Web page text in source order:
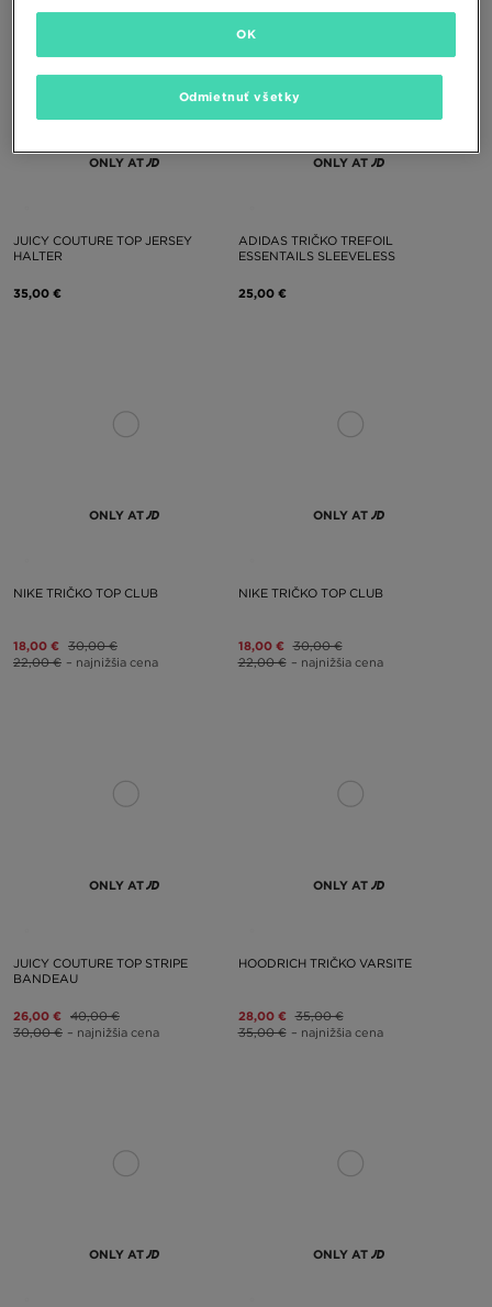
ONLY AT
JUICY COUTURE TOP JERSEY
HALTER
35,00 €
ONLY AT
ADIDAS TRIČKO TREFOIL
ESSENTAILS SLEEVELESS
25,00 €
ONLY AT
NIKE TRIČKO TOP CLUB
18,00 € 30,00 €
22,00 € – najnižšia cena
ONLY AT
NIKE TRIČKO TOP CLUB
18,00 € 30,00 €
22,00 € – najnižšia cena
ONLY AT
JUICY COUTURE TOP STRIPE
BANDEAU
26,00 € 40,00 €
30,00 € – najnižšia cena
ONLY AT
HOODRICH TRIČKO VARSITE
28,00 € 35,00 €
35,00 € – najnižšia cena
ONLY AT ONLY AT
Odmietnuť všetky
OK